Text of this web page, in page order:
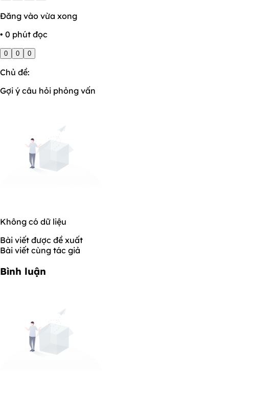
Đăng vào vừa xong
• 0 phút đọc
0 0 0
Chủ đề:
Gợi ý câu hỏi phỏng vấn
Không có dữ liệu
Bài viết được đề xuất
Bài viết cùng tác giả
Bình luận